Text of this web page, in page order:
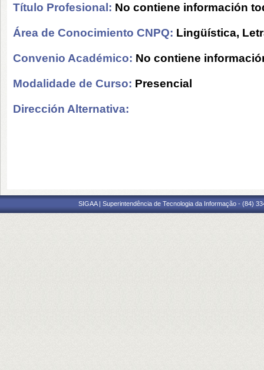
Título Profesional: No contiene información
Área de Conocimiento CNPQ: Lingüística,
Convenio Académico: No contiene
Modalidade de Curso: Presencial
Dirección Alternativa:
SIGAA | Superintendência de Tecnologia da Informação - (84)